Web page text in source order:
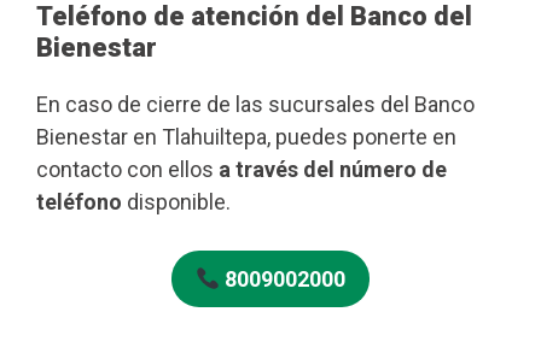
Teléfono de atención del Banco del
Bienestar
En caso de cierre de las sucursales del Banco
Bienestar en Tlahuiltepa, puedes ponerte en
contacto con ellos a través del número de
teléfono disponible.
8009002000